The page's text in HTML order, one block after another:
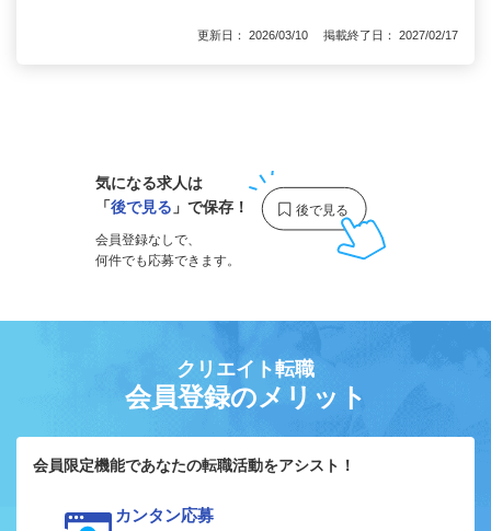
更新日： 2026/03/10 掲載終了日： 2027/02/17
気になる求人は
「後で見る 」で保存！
会員登録なしで、
何件でも応募できます。
クリエイト転職
会員登録のメリット
会員限定機能であなたの転職活動をアシスト！
カンタン応募